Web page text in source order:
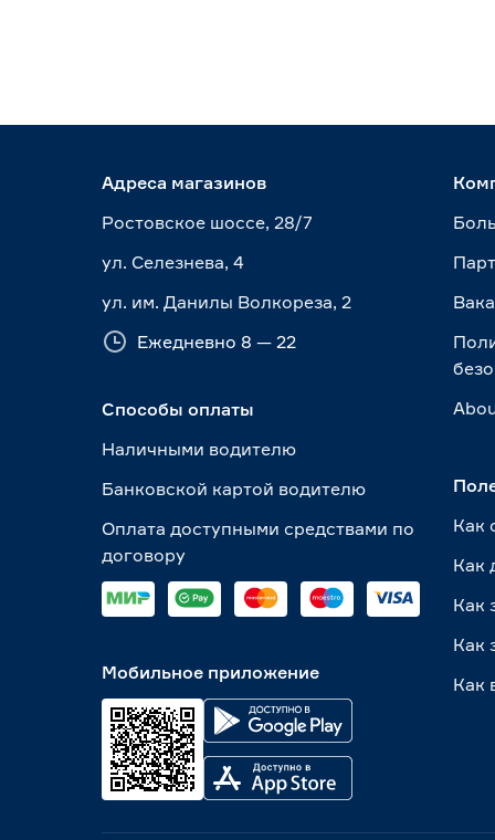
Адреса магазинов
Ростовское шоссе, 28/7
ул. Селезнева, 4
ул. им. Данилы Волкореза, 2
Ежедневно 8 — 22
Способы оплаты
Наличными водителю
Банковской картой водителю
Оплата доступными средствами по
договору
Мобильное приложение
Как
Как
Как
Как
Как